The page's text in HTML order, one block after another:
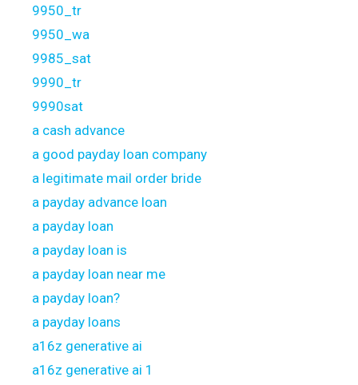
9950_tr
9950_wa
9985_sat
9990_tr
9990sat
a cash advance
a good payday loan company
a legitimate mail order bride
a payday advance loan
a payday loan
a payday loan is
a payday loan near me
a payday loan?
a payday loans
a16z generative ai
a16z generative ai 1